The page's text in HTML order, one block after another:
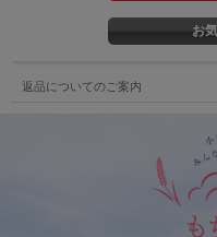
石臼挽もち小麦粉「紅（べに）
👉石臼挽もち小麦粉「紺（こん）」
返品についてのご案内